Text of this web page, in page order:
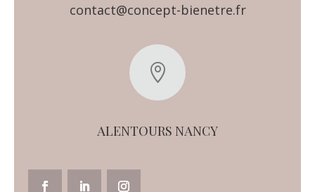
contact@concept-bienetre.fr

ALENTOURS NANCY